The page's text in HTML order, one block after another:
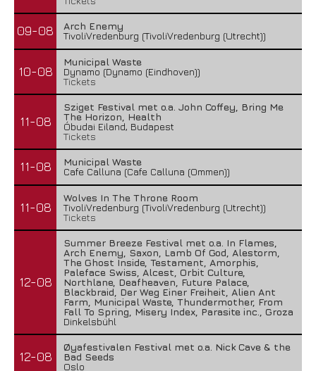
09-08
Arch Enemy
TivoliVredenburg (TivoliVredenburg (Utrecht))
10-08
Municipal Waste
Dynamo (Dynamo (Eindhoven))
Tickets
11-08
Sziget Festival met o.a. John Coffey, Bring Me
The Horizon, Health
Óbudai Eiland, Budapest
Tickets
11-08
Municipal Waste
Cafe Calluna (Cafe Calluna (Ommen))
11-08
Wolves In The Throne Room
TivoliVredenburg (TivoliVredenburg (Utrecht))
Tickets
12-08
Summer Breeze Festival met o.a. In Flames,
Arch Enemy, Saxon, Lamb Of God, Alestorm,
The Ghost Inside, Testament, Amorphis,
Paleface Swiss, Alcest, Orbit Culture,
Northlane, Deafheaven, Future Palace,
Blackbraid, Der Weg Einer Freiheit, Alien Ant
Farm, Municipal Waste, Thundermother, From
Fall To Spring, Misery Index, Parasite inc., Groza
Dinkelsbühl
12-08
Øyafestivalen Festival met o.a. Nick Cave & the
Bad Seeds
Oslo